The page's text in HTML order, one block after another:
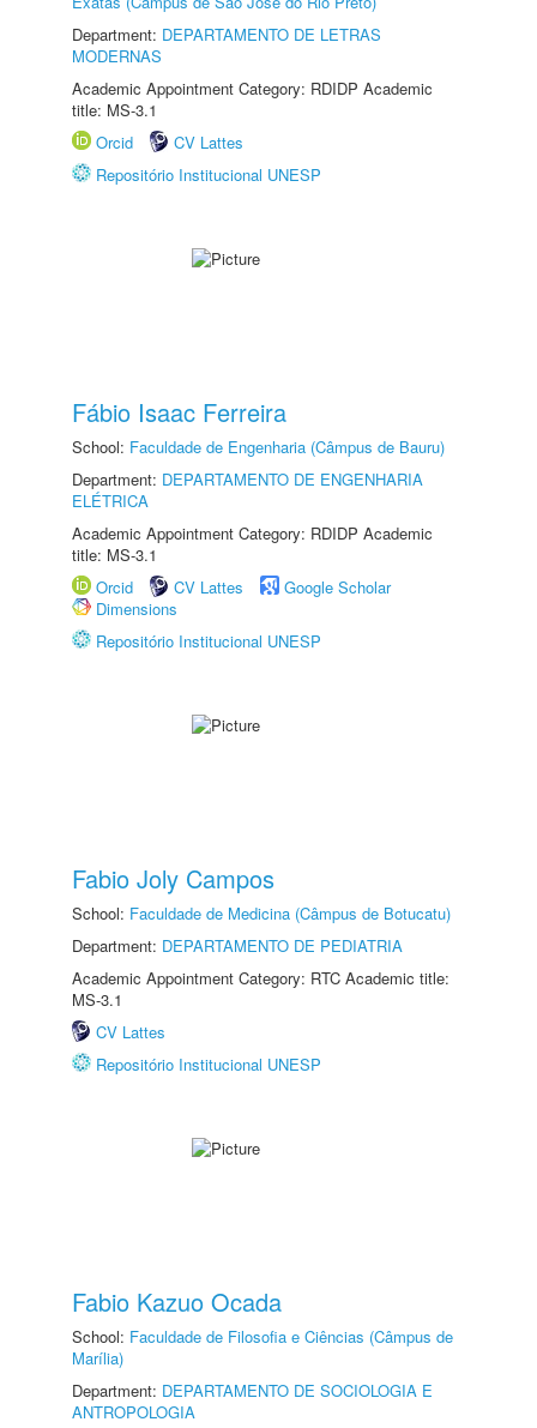
Department: DEPARTAMENTO DE LETRAS
MODERNAS
Academic Appointment Category: RDIDP Academic
title: MS-3.1
Orcid
CV Lattes
Repositório Institucional UNESP
Fábio Isaac Ferreira
School: Faculdade de Engenharia (Câmpus de Bauru)
Department: DEPARTAMENTO DE ENGENHARIA
ELÉTRICA
Academic Appointment Category: RDIDP Academic
title: MS-3.1
Orcid
CV Lattes
Google Scholar
Dimensions
Repositório Institucional UNESP
Fabio Joly Campos
School: Faculdade de Medicina (Câmpus de Botucatu)
Department: DEPARTAMENTO DE PEDIATRIA
Academic Appointment Category: RTC Academic title:
MS-3.1
CV Lattes
Repositório Institucional UNESP
Fabio Kazuo Ocada
School: Faculdade de Filosofia e Ciências (Câmpus de
Marília)
Department: DEPARTAMENTO DE SOCIOLOGIA E
ANTROPOLOGIA